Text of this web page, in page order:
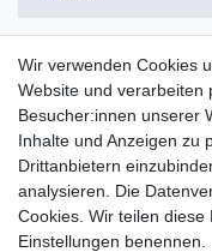
Wir verwenden Cookies
Website und verarbeiten
Besucher:innen unserer
Inhalte und Anzeigen zu
Drittanbietern
analysieren. Die
Cookies. Wir teilen
Einstellungen benennen.